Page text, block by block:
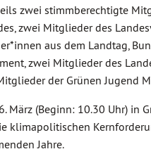
zwei stimmberechtigte
zwei Mitglieder des
aus dem Landtag,
zwei Mitglieder des
der Grünen Jugend
März (Beginn: 10.30 Uhr) in
klimapolitischen
Jahre.